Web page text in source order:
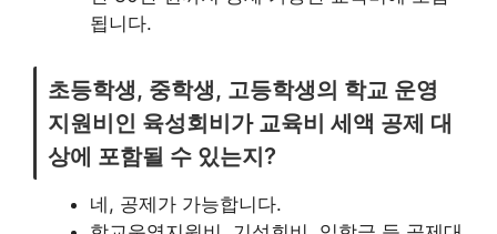
됩니다.
초등학생, 중학생, 고등학생의 학교 운영
지원비인 육성회비가 교육비 세액 공제 대
상에 포함될 수 있는지?
네, 공제가 가능합니다.